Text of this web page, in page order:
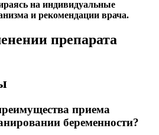
на индивидуальные
и рекомендации врача.
препарата
приема
беременности?